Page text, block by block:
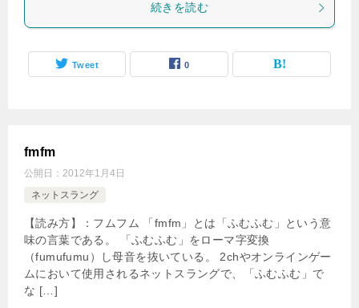
続きを読む
Tweet 0
fmfm
公開日： 2012年1月4日
ネットスラング
【読み方】：フムフム 「fmfm」とは「ふむふむ」という意
味の言葉である。 「ふむふむ」をローマ字変換
（fumufumu）し母音を抜いている。 2chやオンラインゲー
ムにおいて使用されるネットスラングで、「ふむふむ」で
な […]